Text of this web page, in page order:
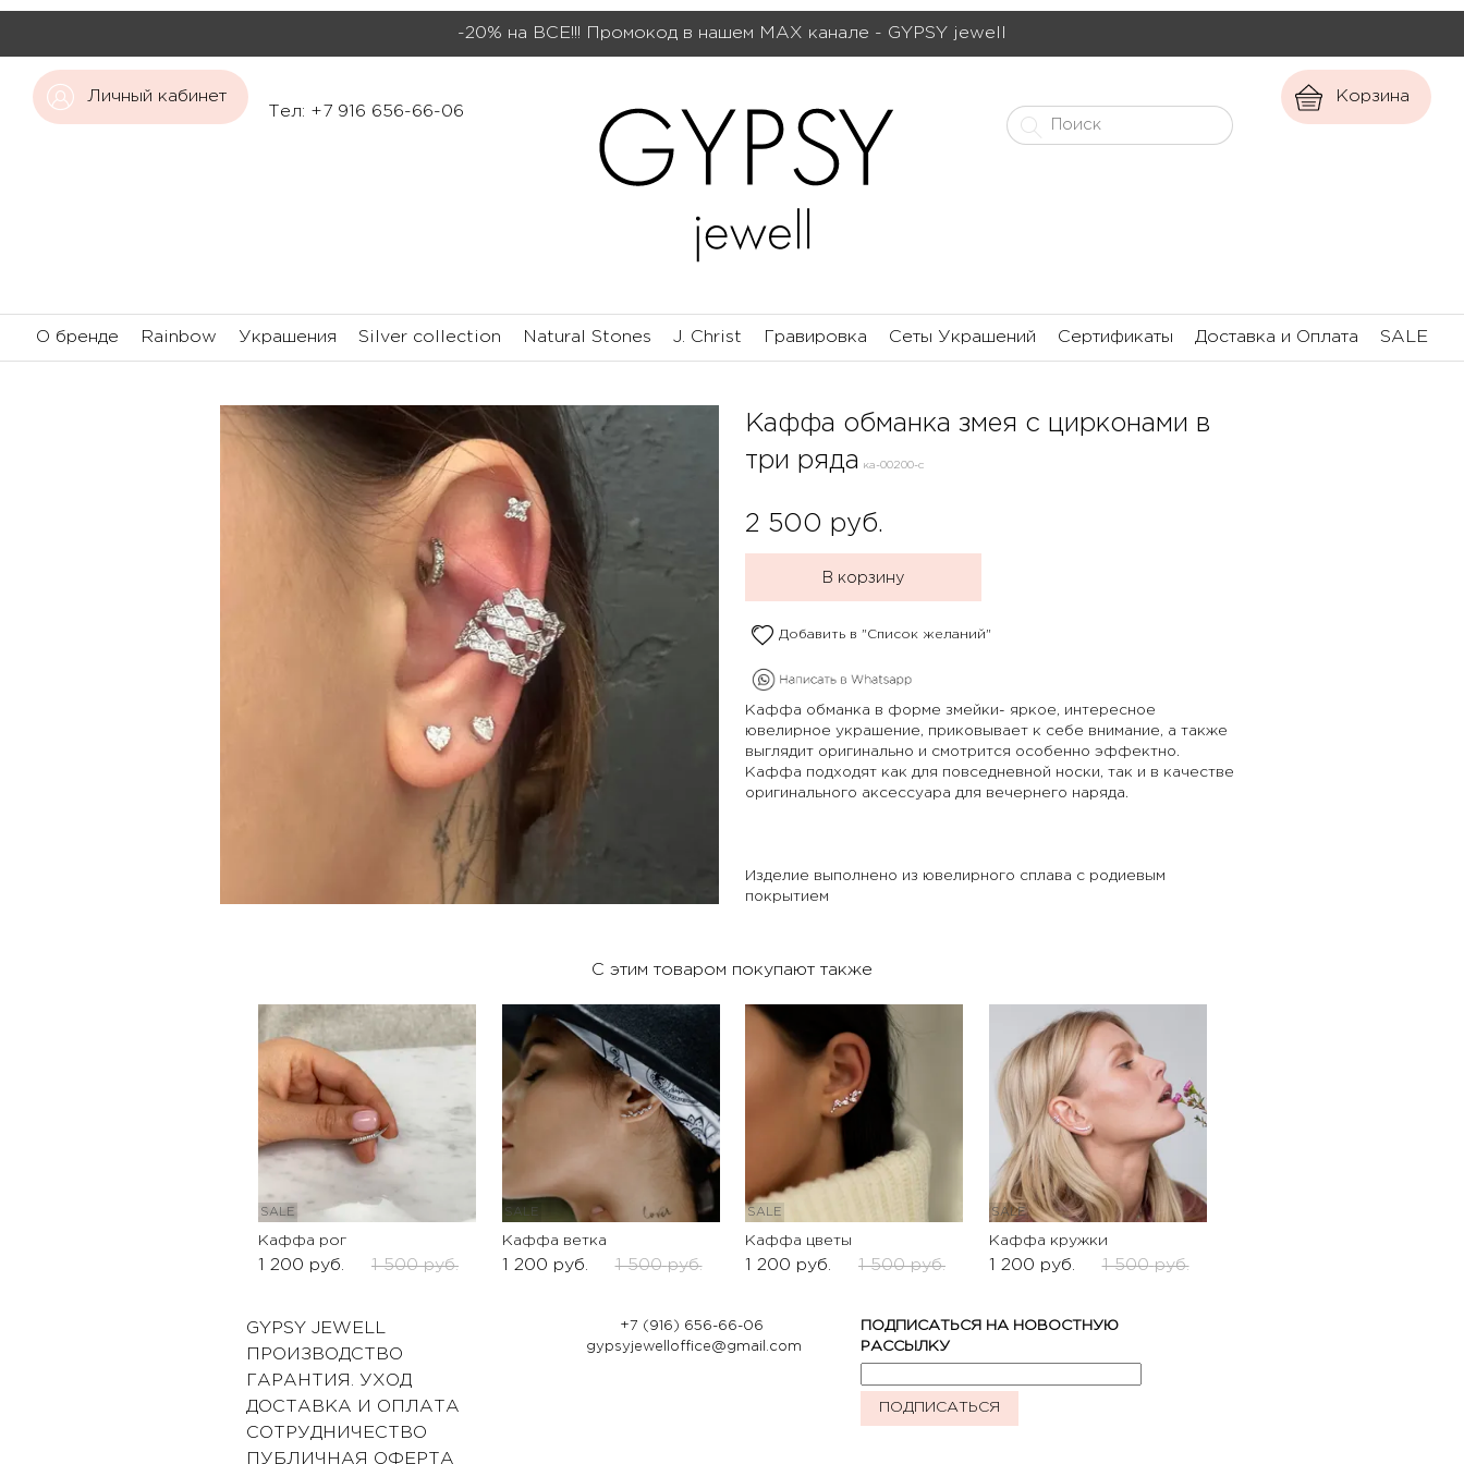
-20% на ВСЕ!!! Промокод в нашем МАХ канале - GYPSY jewell
Тел: +7 916 656-66-06
Корзина
О бренде Rainbow Украшения Silver collection Natural Stones J. Christ Гравировка Сеты Украшений Сертификаты Доставка и Оплата SALE
Каффа обманка змея с цирконами в
три ряда ка-00200-c
2 500 руб.
В корзину
Добавить в "Список желаний"
Каффа обманка в форме змейки- яркое, интересное
ювелирное украшение, приковывает к себе внимание, а также
выглядит оригинально и смотрится особенно эффектно.
Каффа подходят как для повседневной носки, так и в качестве
оригинального аксессуара для вечернего наряда.
Изделие выполнено из ювелирного сплава с родиевым
покрытием
С этим товаром покупают также
SALE
Каффа рог
1 200 руб. 1 500 руб.
SALE
Каффа ветка
1 200 руб. 1 500 руб.
SALE
Каффа цветы
1 200 руб. 1 500 руб.
SALE
Каффа кружки
1 200 руб. 1 500 руб.
GYPSY JEWELL
ПРОИЗВОДСТВО
ГАРАНТИЯ. УХОД
ДОСТАВКА И ОПЛАТА
СОТРУДНИЧЕСТВО
ПУБЛИЧНАЯ ОФЕРТА
+7 (916) 656-66-06
gypsyjewelloffice@gmail.com
ПОДПИСАТЬСЯ НА НОВОСТНУЮ
РАССЫЛКУ
ПОДПИСАТЬСЯ
Личный кабинет